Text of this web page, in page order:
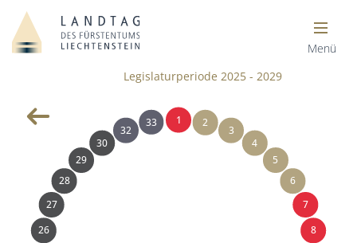
Menü
Legislaturperiode 2025 - 2029
1 2
3
4
5
6
7
8
26
27
28
29
30
32
33